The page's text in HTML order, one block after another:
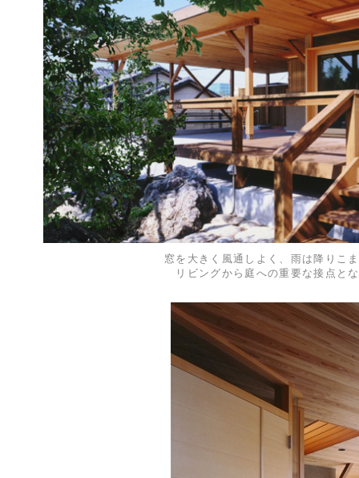
窓を大きく風通しよく、雨は降りこ
リビングから庭への重要な接点と